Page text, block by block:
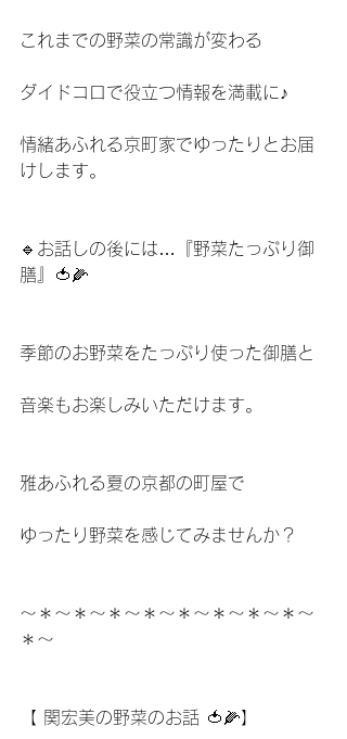
これまでの野菜の常識が変わる
ダイドコロで役立つ情報を満載に♪
情緒あふれる京町家でゆったりとお届
けします。
🔹お話しの後には…『野菜たっぷり御
膳』🍅🌽
季節のお野菜をたっぷり使った御膳と
音楽もお楽しみいただけます。
雅あふれる夏の京都の町屋で
ゆったり野菜を感じてみませんか？
〜＊〜＊〜＊〜＊〜＊〜＊〜＊〜＊〜
＊〜
【 関宏美の野菜のお話 🍅🌽】